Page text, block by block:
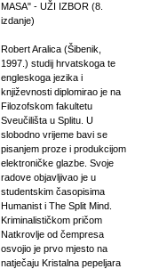
MASA" - UŽI IZBOR (8.
izdanje)
Robert Aralica (Šibenik,
1997.) studij hrvatskoga te
engleskoga jezika i
književnosti diplomirao je na
Filozofskom fakultetu
Sveučilišta u Splitu. U
slobodno vrijeme bavi se
pisanjem proze i produkcijom
elektroničke glazbe. Svoje
radove objavljivao je u
studentskim časopisima
Humanist i The Split Mind.
Kriminalističkom pričom
Natkrovlje od čempresa
osvojio je prvo mjesto na
natječaju Kristalna pepeljara